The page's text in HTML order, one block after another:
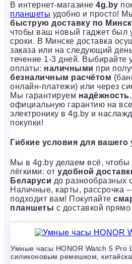
В интернет-магазине 4g.by
планшеты удобно и просто!
быструю доставку по
чтобы ваш новый гаджет был
сроки. В Минске доставка
заказа или на следующий
течение 1-3 дней. Выбирайте
оплаты: наличными при
безналичным расчётом
онлайн-платежи) или через
Мы гарантируем надёжность
официальную гарантию на
электронику в 4g.by и
покупки!
Гибкие условия для вашего
Мы в 4g.by делаем всё, чтобы
лёгкими: от удобной
Беларуси до разнообразных
Наличные, карты, рассрочка
подходит вам! Покупайте
планшеты с доставкой
Умные часы HONOR Watch 5 Pro
силиконовым ремешком,